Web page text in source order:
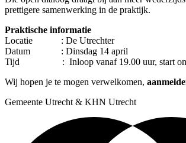
prettigere samenwerking in de praktijk.
Praktische informatie
Locatie : De Utrechter
Datum : Dinsdag 14 april
Tijd : Inloop vanaf 19.00 uur, start om
Wij hopen je te mogen verwelkomen,
Gemeente Utrecht & KHN Utrecht